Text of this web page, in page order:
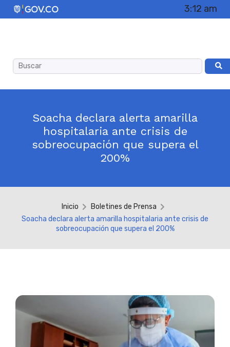
3:12 am
Soacha declara alerta amarilla
hospitalaria ante crisis de
sobreocupación que supera el
200%
Inicio
Boletines de Prensa
Soacha declara alerta amarilla hospitalaria ante crisis de
sobreocupación que supera el 200%